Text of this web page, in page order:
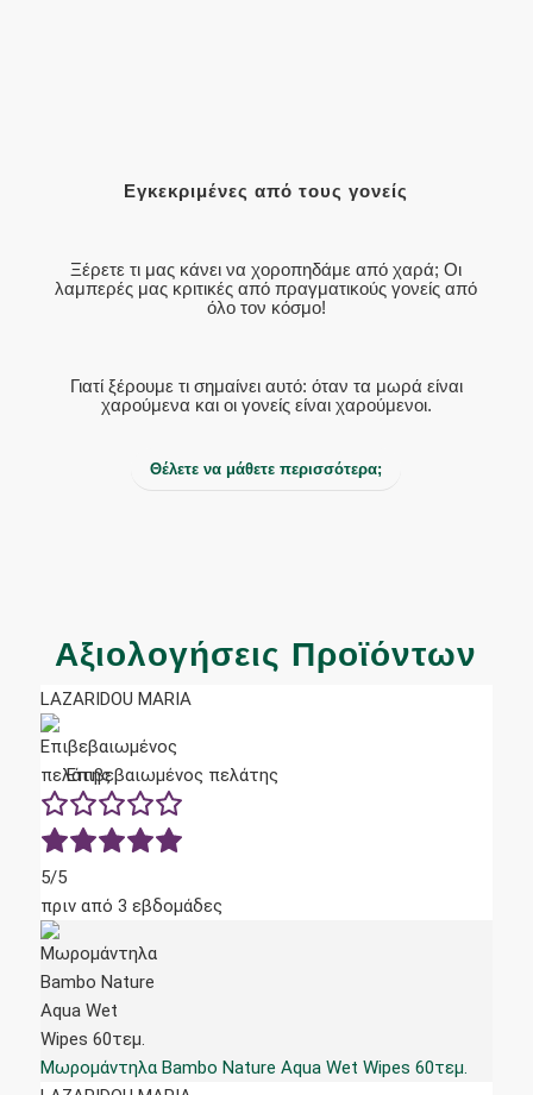
Εγκεκριμένες από τους γονείς
Ξέρετε τι μας κάνει να χοροπηδάμε από χαρά; Οι
λαμπερές μας κριτικές από πραγματικούς γονείς από
όλο τον κόσμο!
Γιατί ξέρουμε τι σημαίνει αυτό: όταν τα μωρά είναι
χαρούμενα και οι γονείς είναι χαρούμενοι.
Θέλετε να μάθετε περισσότερα;
Αξιολογήσεις Προϊόντων
LAZARIDOU MARIA
Επιβεβαιωμένος πελάτης
5/5
πριν από 3 εβδομάδες
Μωρομάντηλα Bambo Nature Aqua Wet Wipes 60τεμ.